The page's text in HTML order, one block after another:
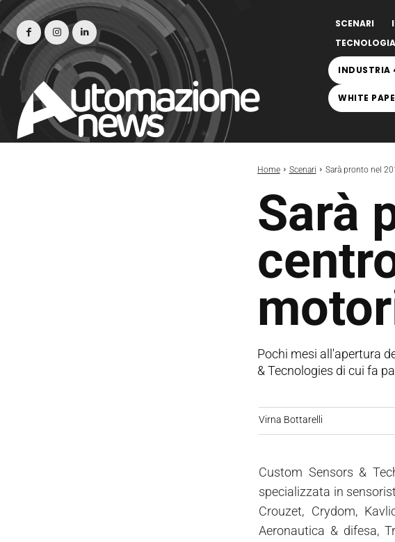
SCENARI
TECNOLOGIA
INDUSTRIA
WHITE
Home Scenari Sarà pronto nel
Sarà
Pochi mesi all'apertura
& Tecnologies di cui fa
Virna Bottarelli
Custom Sensors &
specializzata in
Crouzet, Crydom,
Aeronautica & difesa,